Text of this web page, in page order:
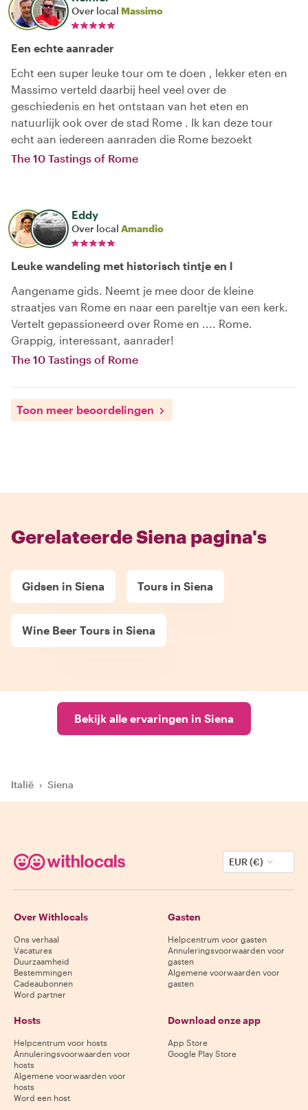
Over local Massimo
Een echte aanrader
Echt een super leuke tour om te doen , lekker eten en
Massimo verteld daarbij heel veel over de
geschiedenis en het ontstaan van het eten en
natuurlijk ook over de stad Rome . Ik kan deze tour
echt aan iedereen aanraden die Rome bezoekt
The 10 Tastings of Rome
Eddy
Over local Amandio
Leuke wandeling met historisch tintje en l
Aangename gids. Neemt je mee door de kleine
straatjes van Rome en naar een pareltje van een kerk.
Vertelt gepassioneerd over Rome en .... Rome.
Grappig, interessant, aanrader!
The 10 Tastings of Rome
Toon meer beoordelingen
Gerelateerde Siena pagina's
Gidsen in Siena Tours in Siena
Wine Beer Tours in Siena
Bekijk alle ervaringen in Siena
Italië › Siena
EUR (€)
Over Withlocals
Ons verhaal
Vacatures
Duurzaamheid
Bestemmingen
Cadeaubonnen
Word partner
Gasten
Helpcentrum voor gasten
Annuleringsvoorwaarden voor
gasten
Algemene voorwaarden voor
gasten
Hosts
Helpcentrum voor hosts
Annuleringsvoorwaarden voor
hosts
Algemene voorwaarden voor
hosts
Word een host
Download onze app
App Store
Google Play Store